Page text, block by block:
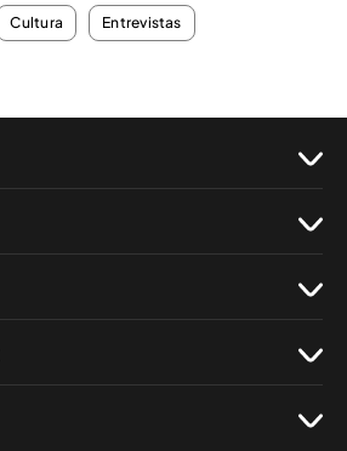
Cultura Entrevistas